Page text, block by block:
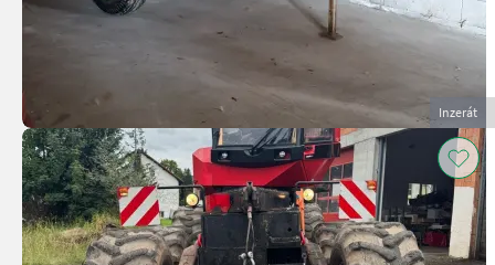
Inzerát